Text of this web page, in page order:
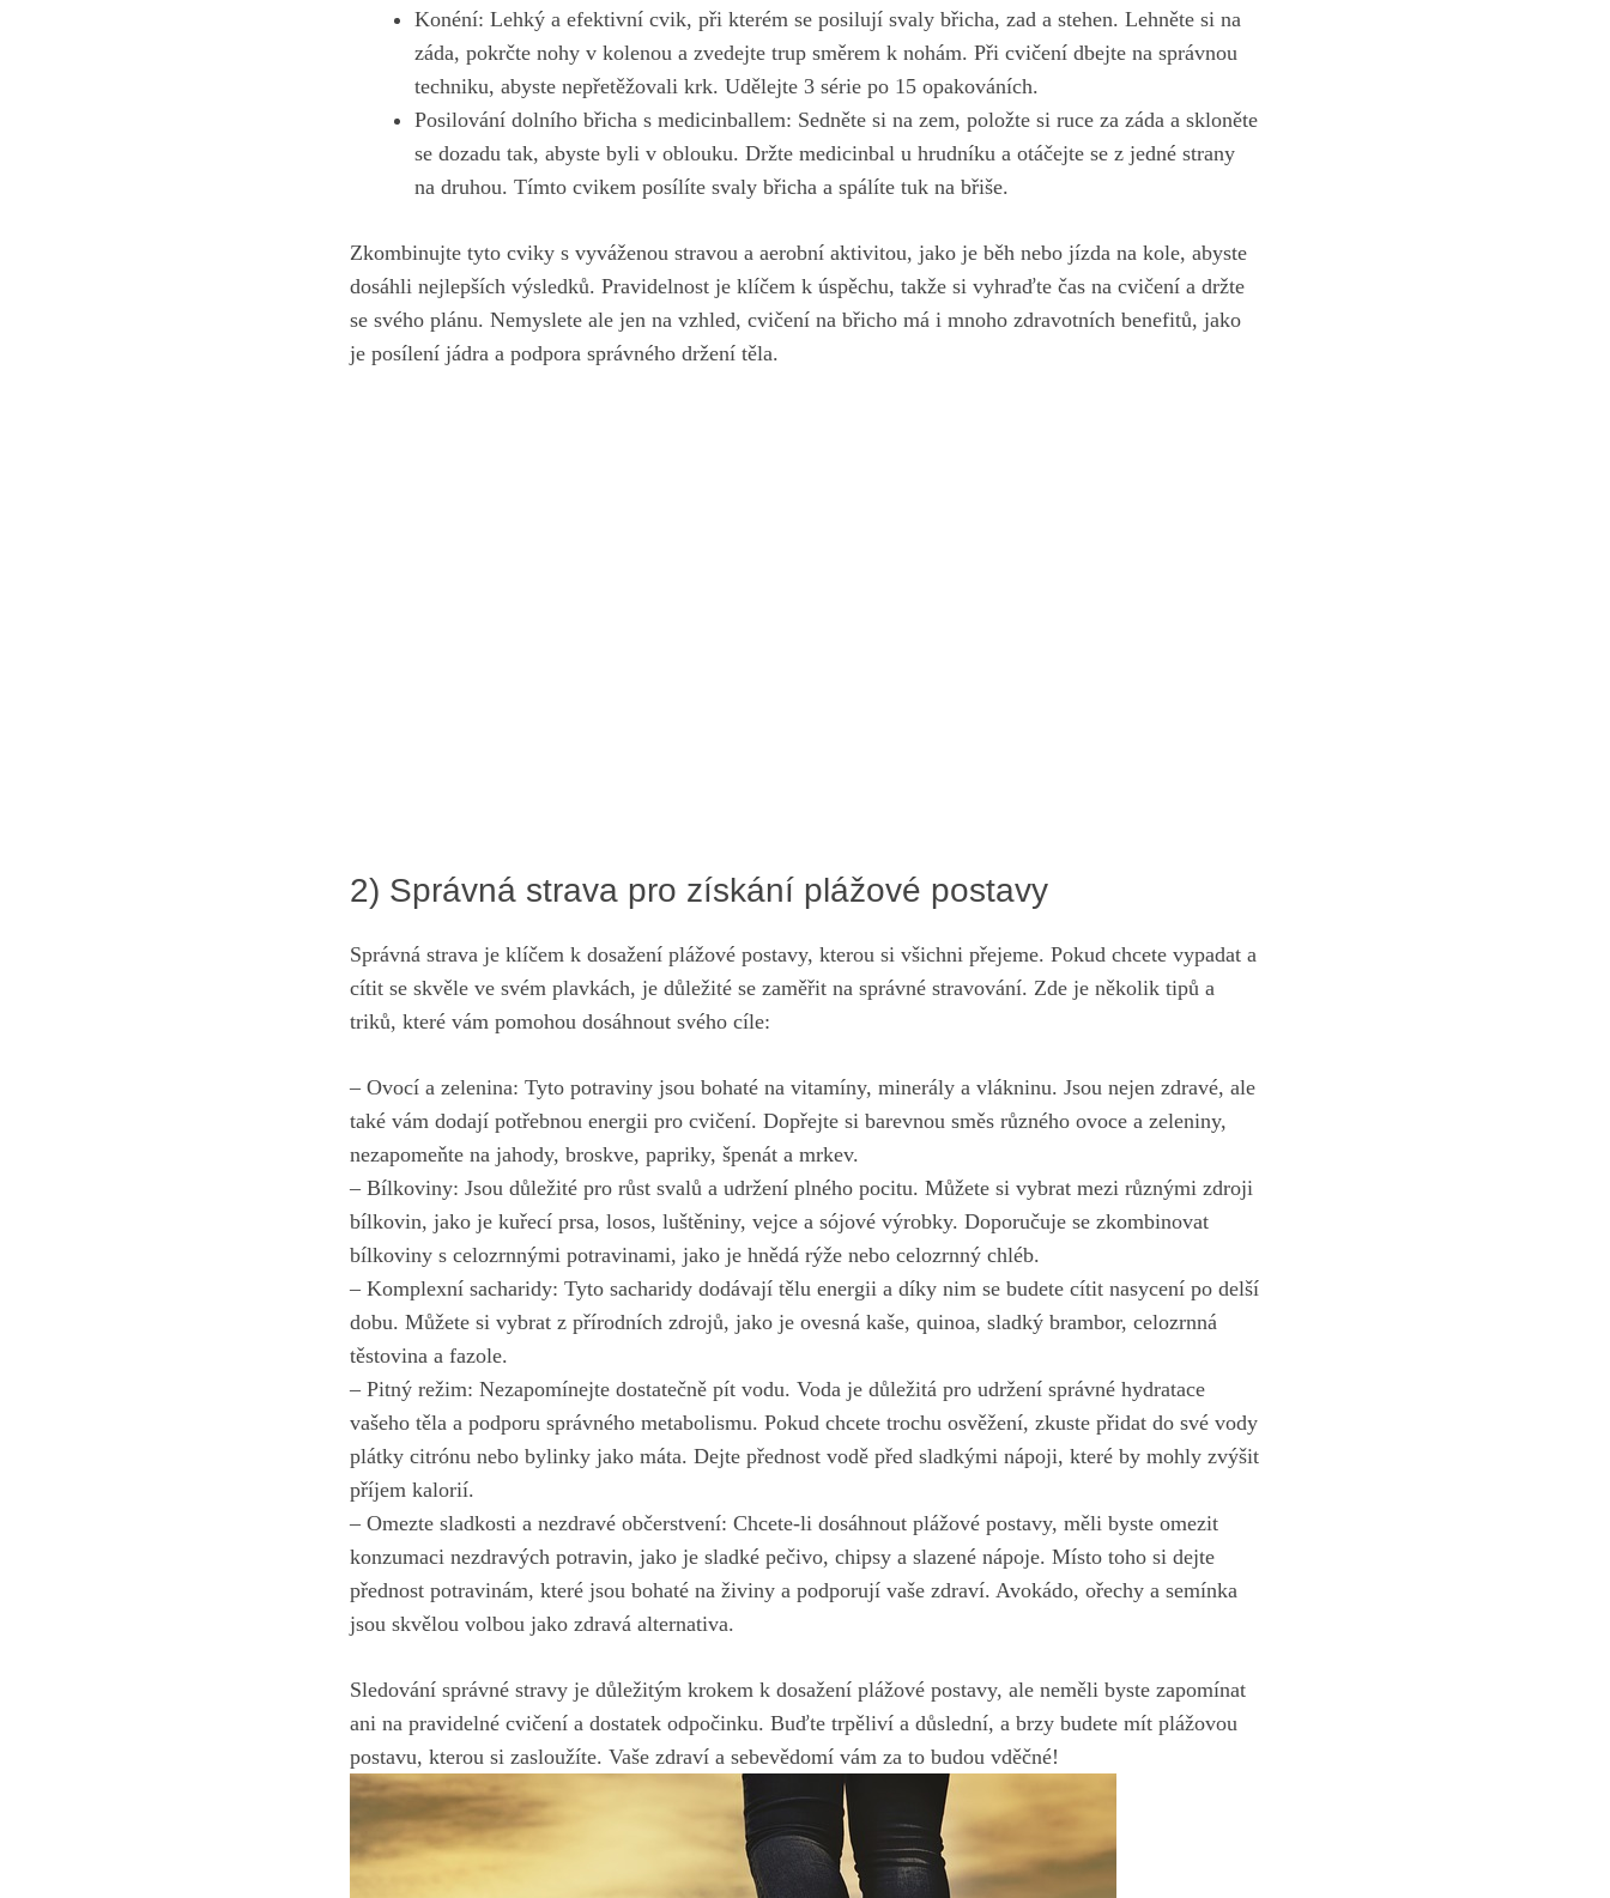
Konéní: Lehký a efektivní cvik, při kterém se posilují svaly břicha, zad a stehen. Lehněte si na
záda, pokrčte nohy v kolenou a zvedejte trup směrem k nohám. Při cvičení dbejte na správnou
techniku, abyste nepřetěžovali krk. Udělejte 3 série po 15 opakováních.
Posilování dolního břicha s medicinballem: Sedněte si na zem, položte si ruce za záda a skloněte
se dozadu tak, abyste byli v oblouku. Držte medicinbal u hrudníku a otáčejte se z jedné strany
na druhou. Tímto cvikem posílíte svaly břicha a spálíte tuk na břiše.
Zkombinujte tyto cviky s vyváženou stravou a aerobní aktivitou, jako je běh nebo jízda na kole, abyste
dosáhli nejlepších výsledků. Pravidelnost je klíčem k úspěchu, takže si vyhraďte čas na cvičení a držte
se svého plánu. Nemyslete ale jen na vzhled, cvičení na břicho má i mnoho zdravotních benefitů, jako
je posílení jádra a podpora správného držení těla.
2) Správná strava pro získání plážové postavy
Správná strava je klíčem k dosažení plážové postavy, kterou si všichni přejeme. Pokud chcete vypadat a
cítit se skvěle ve svém plavkách, je důležité se zaměřit na správné stravování. Zde je několik tipů a
triků, které vám pomohou dosáhnout svého cíle:
– Ovocí a zelenina: Tyto potraviny jsou bohaté na vitamíny, minerály a vlákninu. Jsou nejen zdravé, ale
také vám dodají potřebnou energii pro cvičení. Dopřejte si barevnou směs různého ovoce a zeleniny,
nezapomeňte na jahody, broskve, papriky, špenát a mrkev.
– Bílkoviny: Jsou důležité pro růst svalů a udržení plného pocitu. Můžete si vybrat mezi různými zdroji
bílkovin, jako je kuřecí prsa, losos, luštěniny, vejce a sójové výrobky. Doporučuje se zkombinovat
bílkoviny s celozrnnými potravinami, jako je hnědá rýže nebo celozrnný chléb.
– Komplexní sacharidy: Tyto sacharidy dodávají tělu energii a díky nim se budete cítit nasycení po delší
dobu. Můžete si vybrat z přírodních zdrojů, jako je ovesná kaše, quinoa, sladký brambor, celozrnná
těstovina a fazole.
– Pitný režim: Nezapomínejte dostatečně pít vodu. Voda je důležitá pro udržení správné hydratace
vašeho těla a podporu správného metabolismu. Pokud chcete trochu osvěžení, zkuste přidat do své vody
plátky citrónu nebo bylinky jako máta. Dejte přednost vodě před sladkými nápoji, které by mohly zvýšit
příjem kalorií.
– Omezte sladkosti a nezdravé občerstvení: Chcete-li dosáhnout plážové postavy, měli byste omezit
konzumaci nezdravých potravin, jako je sladké pečivo, chipsy a slazené nápoje. Místo toho si dejte
přednost potravinám, které jsou bohaté na živiny a podporují vaše zdraví. Avokádo, ořechy a semínka
jsou skvělou volbou jako zdravá alternativa.
Sledování správné stravy je důležitým krokem k dosažení plážové postavy, ale neměli byste zapomínat
ani na pravidelné cvičení a dostatek odpočinku. Buďte trpěliví a důslední, a brzy budete mít plážovou
postavu, kterou si zasloužíte. Vaše zdraví a sebevědomí vám za to budou vděčné!